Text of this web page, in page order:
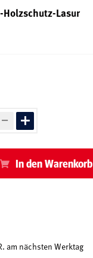
Lasur
In den Warenkorb
am nächsten Werktag